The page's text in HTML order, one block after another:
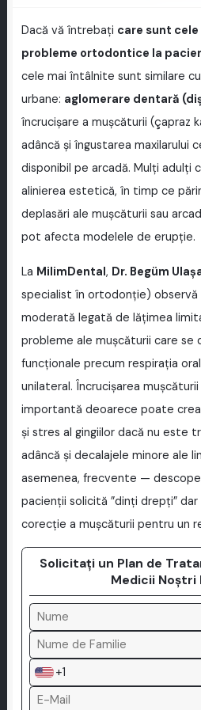
Dacă vă întrebați care sunt
probleme ortodontice la
cele mai întâlnite sunt similare
urbane: aglomerare dentară (diş
încrucișare a mușcăturii (çapraz
adâncă și îngustarea maxilarului
disponibil pe arcadă. Mulți
alinierea estetică, în timp ce
deplasări ale mușcăturii sau
pot afecta modelele de erupție.
La MilimDental, Dr. Begüm
specialist în ortodonție) observă
moderată legată de lățimea
probleme ale mușcăturii care se
funcționale precum respirația
unilateral. Încrucișarea
importantă deoarece poate
și stres al gingiilor dacă nu este
adâncă și decalajele minore ale
asemenea, frecvente —
pacienții solicită ”dinți drepți”
corecție a mușcăturii pentru un
Solicitați un Plan de
Medicii Noștri
+1